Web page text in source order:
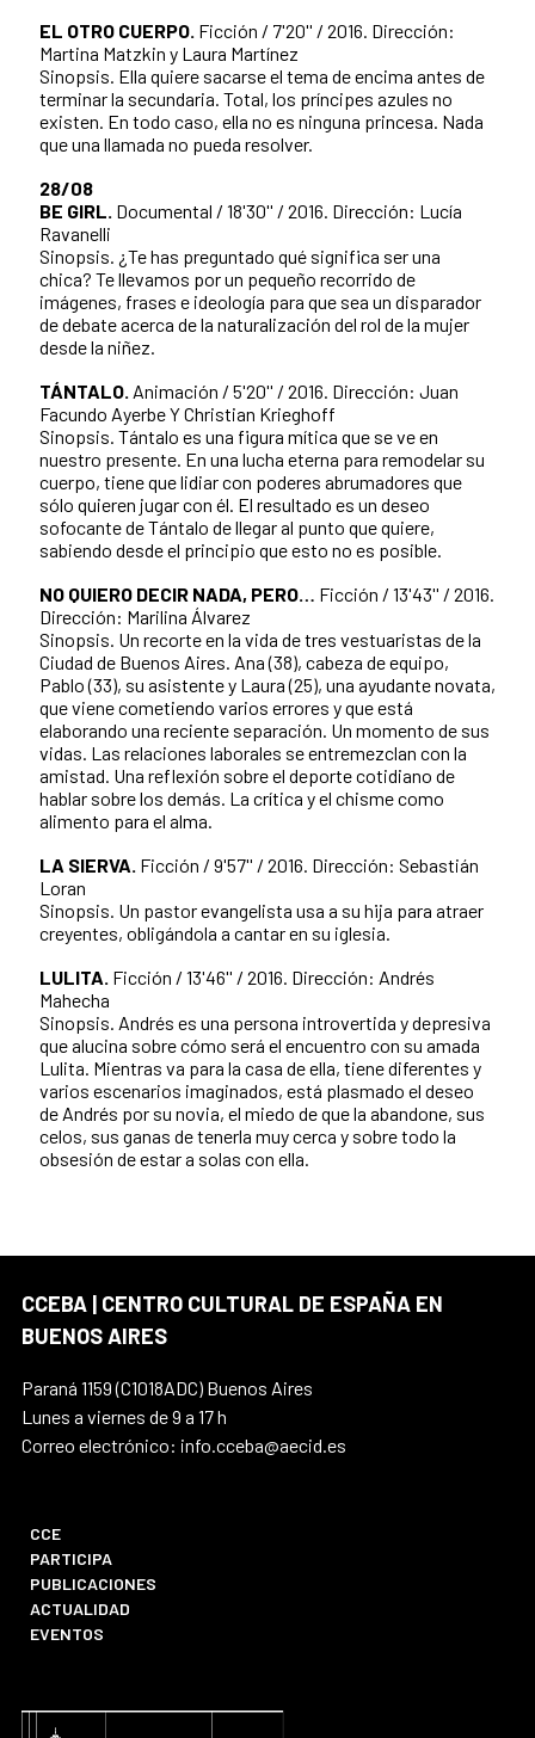
EL OTRO CUERPO. Ficción / 7'20'' / 2016. Dirección:
Martina Matzkin y Laura Martínez
Sinopsis. Ella quiere sacarse el tema de encima antes de
terminar la secundaria. Total, los príncipes azules no
existen. En todo caso, ella no es ninguna princesa. Nada
que una llamada no pueda resolver.
28/08
BE GIRL. Documental / 18'30'' / 2016. Dirección: Lucía
Ravanelli
Sinopsis. ¿Te has preguntado qué significa ser una
chica? Te llevamos por un pequeño recorrido de
imágenes, frases e ideología para que sea un disparador
de debate acerca de la naturalización del rol de la mujer
desde la niñez.
TÁNTALO. Animación / 5'20'' / 2016. Dirección: Juan
Facundo Ayerbe Y Christian Krieghoff
Sinopsis. Tántalo es una figura mítica que se ve en
nuestro presente. En una lucha eterna para remodelar su
cuerpo, tiene que lidiar con poderes abrumadores que
sólo quieren jugar con él. El resultado es un deseo
sofocante de Tántalo de llegar al punto que quiere,
sabiendo desde el principio que esto no es posible.
NO QUIERO DECIR NADA, PERO… Ficción / 13'43'' / 2016.
Dirección: Marilina Álvarez
Sinopsis. Un recorte en la vida de tres vestuaristas de la
Ciudad de Buenos Aires. Ana (38), cabeza de equipo,
Pablo (33), su asistente y Laura (25), una ayudante novata,
que viene cometiendo varios errores y que está
elaborando una reciente separación. Un momento de sus
vidas. Las relaciones laborales se entremezclan con la
amistad. Una reflexión sobre el deporte cotidiano de
hablar sobre los demás. La crítica y el chisme como
alimento para el alma.
LA SIERVA. Ficción / 9'57'' / 2016. Dirección: Sebastián
Loran
Sinopsis. Un pastor evangelista usa a su hija para atraer
creyentes, obligándola a cantar en su iglesia.
LULITA. Ficción / 13'46'' / 2016. Dirección: Andrés
Mahecha
Sinopsis. Andrés es una persona introvertida y depresiva
que alucina sobre cómo será el encuentro con su amada
Lulita. Mientras va para la casa de ella, tiene diferentes y
varios escenarios imaginados, está plasmado el deseo
de Andrés por su novia, el miedo de que la abandone, sus
celos, sus ganas de tenerla muy cerca y sobre todo la
obsesión de estar a solas con ella.
CCEBA | CENTRO CULTURAL DE ESPAÑA EN
BUENOS AIRES
Paraná 1159 (C1018ADC) Buenos Aires
Lunes a viernes de 9 a 17 h
Correo electrónico: info.cceba@aecid.es
CCE
PARTICIPA
PUBLICACIONES
ACTUALIDAD
EVENTOS